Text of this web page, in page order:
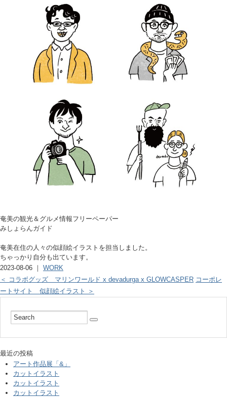
奄美の観光＆グルメ情報フリーペーパー
みしょらんガイド
奄美在住の人々の似顔絵イラストを担当しました。
ちゃっかり自分も出ています。
2023-08-06 ｜ WORK
＜ コラボグッズ マリンワールド x devadurga x GLOWCASPER コーポレ
ートサイト 似顔絵イラスト ＞
最近の投稿
アート作品展「&」
カットイラスト
カットイラスト
カットイラスト